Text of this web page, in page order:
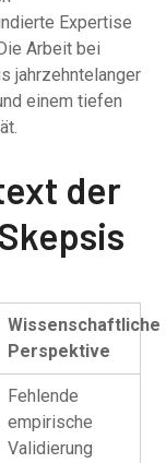
Expertise
Arbeit bei
jahrzehntelanger
einem tiefen
der
Wissenschaftliche
Perspektive
Fehlende
empirische
Validierung